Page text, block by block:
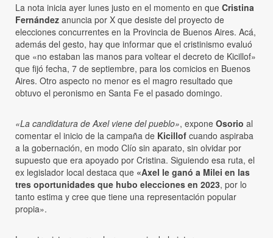
La nota inicia ayer lunes justo en el momento en que Cristina
Fernández anuncia por X que desiste del proyecto de
elecciones concurrentes en la Provincia de Buenos Aires. Acá,
además del gesto, hay que informar que el cristinismo evaluó
que «no estaban las manos para voltear el decreto de Kicillof»
que fijó fecha, 7 de septiembre, para los comicios en Buenos
Aires. Otro aspecto no menor es el magro resultado que
obtuvo el peronismo en Santa Fe el pasado domingo.
«La candidatura de Axel viene del pueblo», expone Osorio al
comentar el inicio de la campaña de Kicillof cuando aspiraba
a la gobernación, en modo Clío sin aparato, sin olvidar por
supuesto que era apoyado por Cristina. Siguiendo esa ruta, el
ex legislador local destaca que «Axel le ganó a Milei en las
tres oportunidades que hubo elecciones en 2023, por lo
tanto estima y cree que tiene una representación popular
propia».